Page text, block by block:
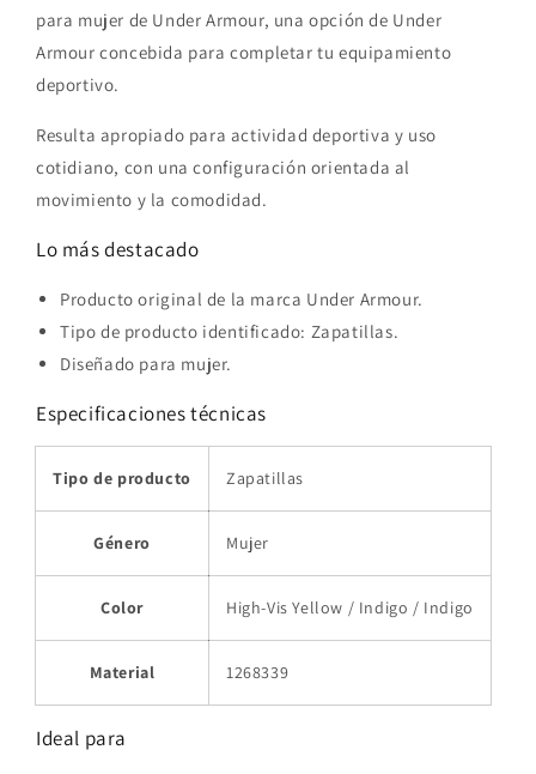
para mujer de Under Armour, una opción de Under
Armour concebida para completar tu equipamiento
deportivo.
Resulta apropiado para actividad deportiva y uso
cotidiano, con una configuración orientada al
movimiento y la comodidad.
Lo más destacado
Producto original de la marca Under Armour.
Tipo de producto identificado: Zapatillas.
Diseñado para mujer.
Especificaciones técnicas
Tipo de producto Zapatillas
Género Mujer
Color High-Vis Yellow / Indigo / Indigo
Material 1268339
Ideal para